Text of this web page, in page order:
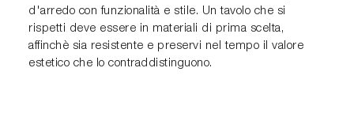
d'arredo con funzionalità e stile. Un tavolo che si
rispetti deve essere in materiali di prima scelta,
affinchè sia resistente e preservi nel tempo il valore
estetico che lo contraddistinguono.